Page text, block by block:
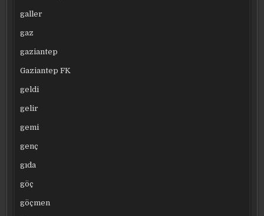
galler
gaz
gaziantep
Gaziantep FK
geldi
gelir
gemi
genç
gıda
göç
göçmen